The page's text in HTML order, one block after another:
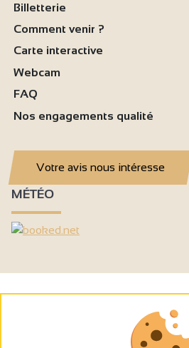
Billetterie
Comment venir ?
Carte interactive
Webcam
FAQ
Nos engagements qualité
Votre avis nous intéresse
MÉTÉO